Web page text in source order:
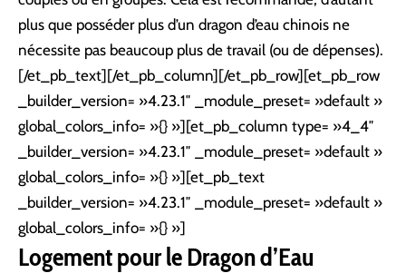
plus que posséder plus d’un dragon d’eau chinois ne
nécessite pas beaucoup plus de travail (ou de dépenses).
[/et_pb_text][/et_pb_column][/et_pb_row][et_pb_row
_builder_version= »4.23.1″ _module_preset= »default »
global_colors_info= »{} »][et_pb_column type= »4_4″
_builder_version= »4.23.1″ _module_preset= »default »
global_colors_info= »{} »][et_pb_text
_builder_version= »4.23.1″ _module_preset= »default »
global_colors_info= »{} »]
Logement pour le Dragon d’Eau